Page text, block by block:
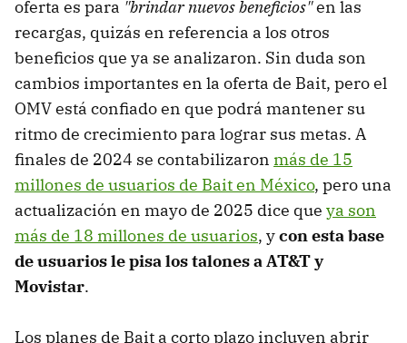
oferta es para "brindar nuevos beneficios"en las
recargas, quizás en referencia a los otros
beneficios que ya se analizaron. Sin duda son
cambios importantes en la oferta de Bait, pero el
OMV está confiado en que podrá mantener su
ritmo de crecimiento para lograr sus metas. A
finales de 2024 se contabilizaron más de 15
millones de usuarios de Bait en México, pero una
actualización en mayo de 2025 dice que ya son
más de 18 millones de usuarios, ycon esta base
de usuarios le pisa los talones a AT&T y
Movistar.
Los planes de Bait a corto plazo incluyen abrir